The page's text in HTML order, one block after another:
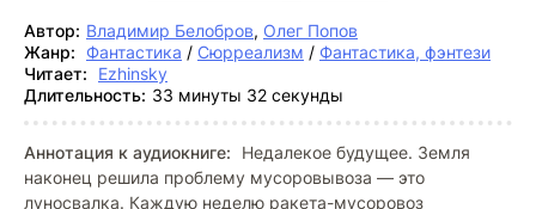
Автор: Владимир Белобров, Олег Попов
Жанр:
Фантастика / Сюрреализм / Фантастика, фэнтези
Читает:
Ezhinsky
Длительность: 33 минуты 32 секунды
Аннотация к аудиокниге:
Недалекое будущее. Земля
наконец решила проблему мусоровывоза — это
луносвалка. Каждую неделю ракета-мусоровоз